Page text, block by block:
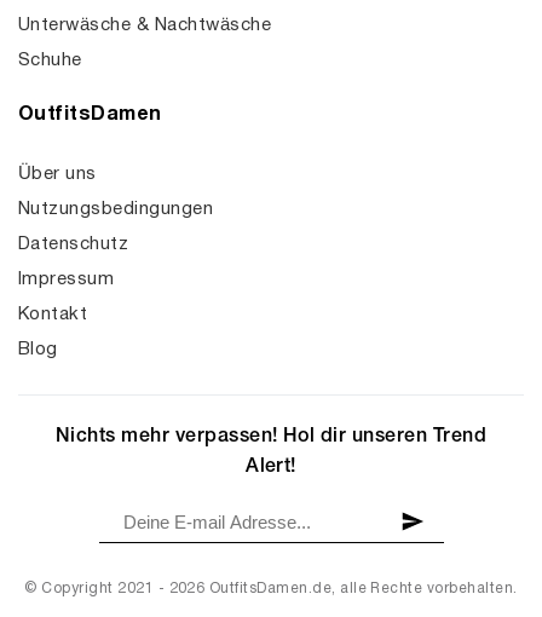
Unterwäsche & Nachtwäsche
Schuhe
OutfitsDamen
Über uns
Nutzungsbedingungen
Datenschutz
Impressum
Kontakt
Blog
© Copyright 2021 - 2026 OutfitsDamen.de, alle Rechte vorbehalten.
Nichts mehr verpassen! Hol dir unseren Trend
Alert!